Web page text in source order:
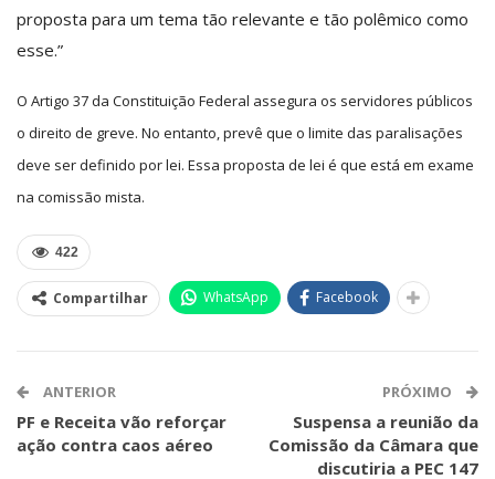
proposta para um tema tão relevante e tão polêmico como
esse.”
O Artigo 37 da Constituição Federal assegura os servidores públicos
o direito de greve. No entanto, prevê que o limite das paralisações
deve ser definido por lei. Essa proposta de lei é que está em exame
na comissão mista.
422
Compartilhar WhatsApp Facebook
ANTERIOR
PF e Receita vão reforçar
ação contra caos aéreo
PRÓXIMO
Suspensa a reunião da
Comissão da Câmara que
discutiria a PEC 147